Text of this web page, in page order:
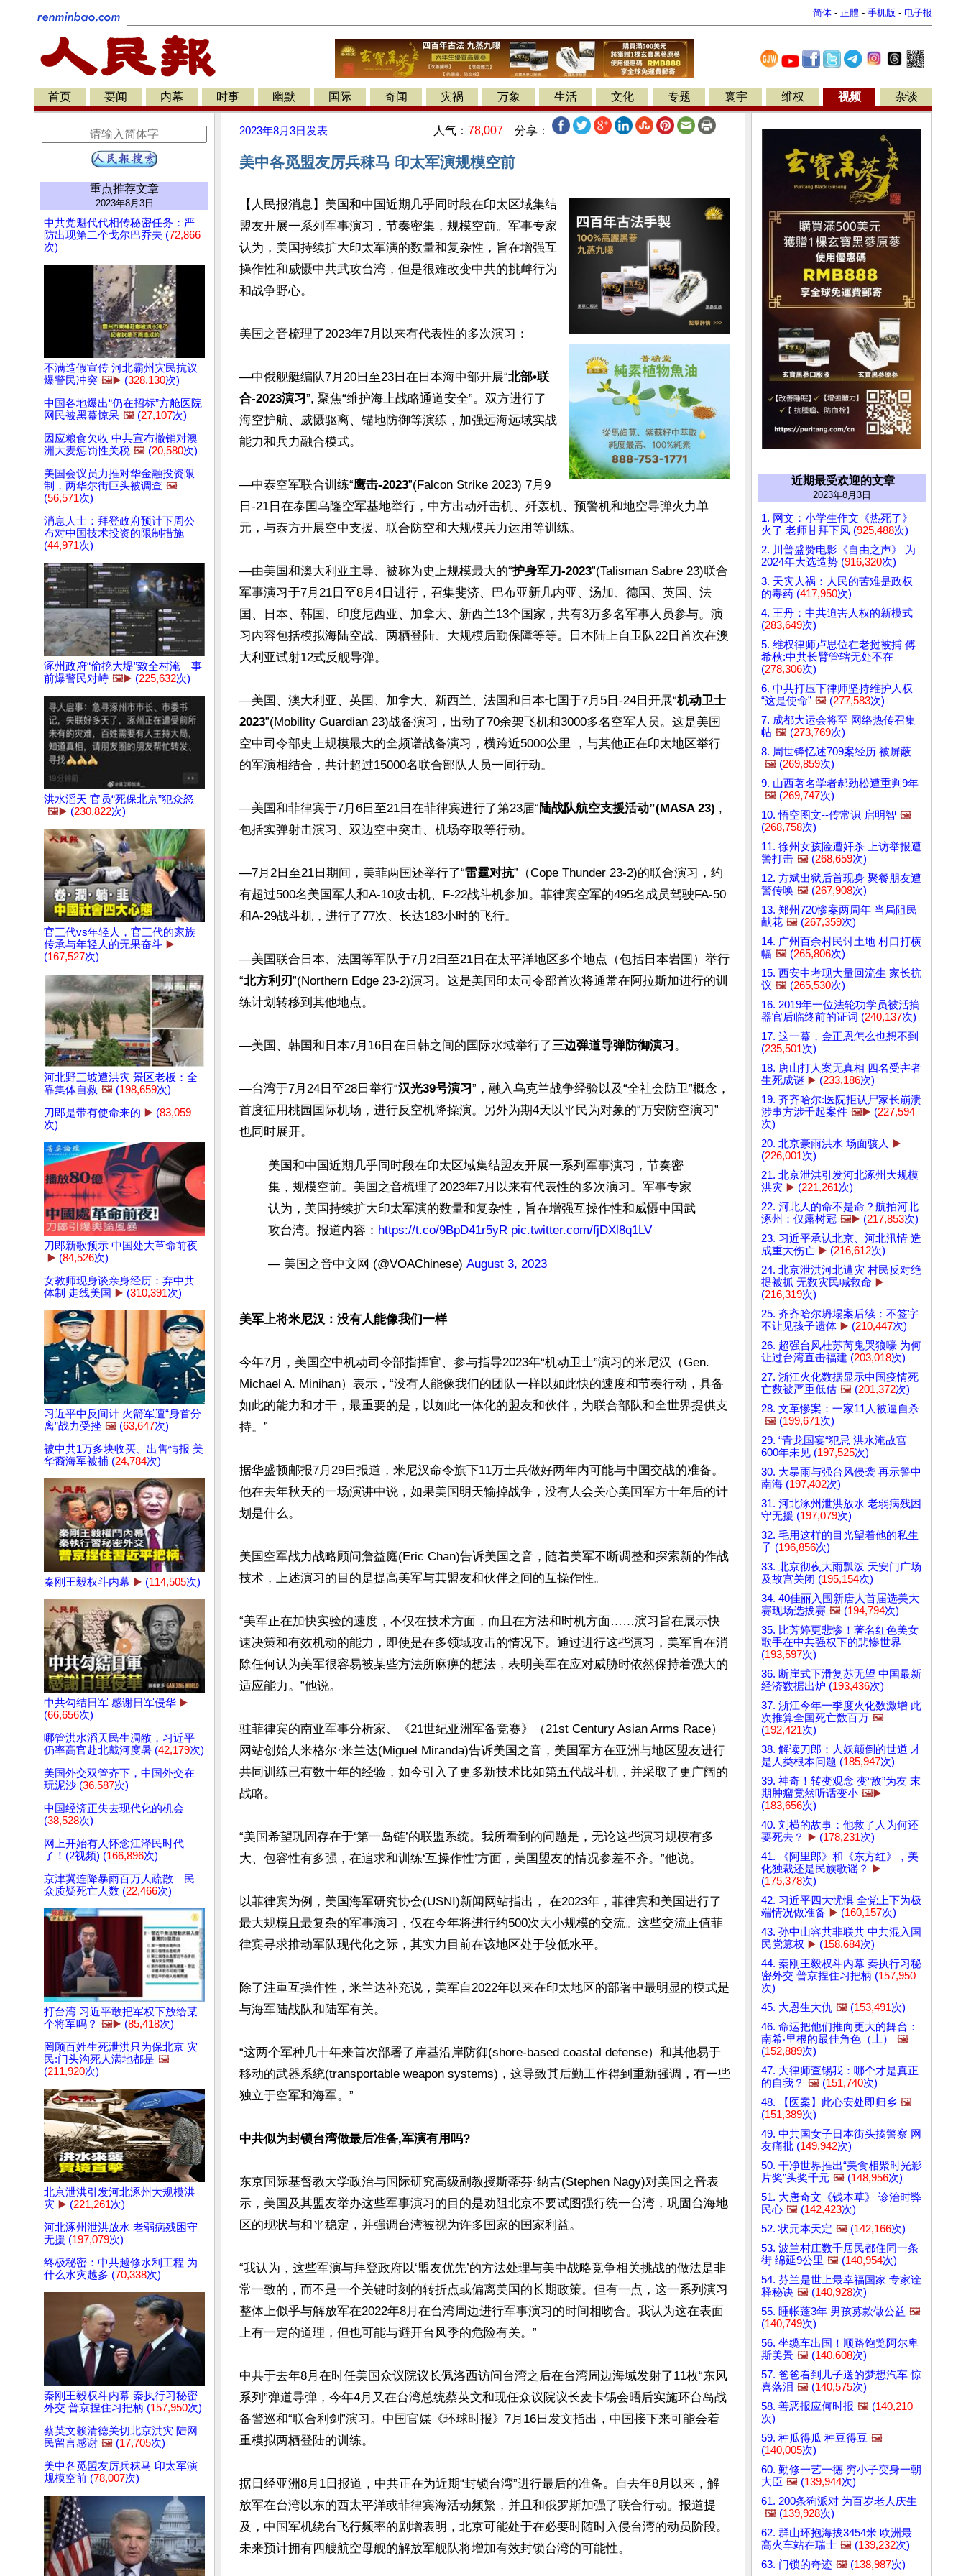
简体 - 正體 - 手机版 - 电子报
首页 要闻 内幕 时事 幽默 国际 奇闻 灾祸 万象 生活 文化 专题 寰宇 维权 视频 杂谈
重点推荐文章
2023年8月3日
中共党魁代代相传秘密任务：严
防出现第二个戈尔巴乔夫 (72,866
次)
不满造假宣传 河北霸州灾民抗议
爆警民冲突 🖼️▶️ (328,130次)
中国各地爆出“仍在招标”方舱医院
网民被黑幕惊呆 🖼️ (27,107次)
因应粮食欠收 中共宣布撤销对澳
洲大麦惩罚性关税 🖼️ (20,580次)
美国会议员力推对华金融投资限
制，两华尔街巨头被调查 🖼️
(56,571次)
消息人士：拜登政府预计下周公
布对中国技术投资的限制措施
(44,971次)
涿州政府“偷挖大堤”致全村淹 事
前爆警民对峙 🖼️▶️ (225,632次)
洪水滔天 官员“死保北京”犯众怒
🖼️▶️ (230,822次)
官三代vs年轻人，官三代的家族
传承与年轻人的无果奋斗 ▶️
(167,527次)
河北野三坡遭洪灾 景区老板：全
靠集体自救 🖼️ (198,659次)
刀郎是带有使命来的 ▶️ (83,059
次)
刀郎新歌预示 中国处大革命前夜
▶️ (84,526次)
女教师现身谈亲身经历：弃中共
体制 走线美国 ▶️ (310,391次)
习近平中反间计 火箭军遭“身首分
离”战力受挫 🖼️ (63,647次)
被中共1万多块收买、出售情报 美
华裔海军被捕 (24,784次)
秦刚王毅权斗内幕 ▶️ (114,505次)
中共勾结日军 感谢日军侵华 ▶️
(66,656次)
哪管洪水滔天民生凋敝，习近平
仍率高官赴北戴河度暑 (42,179次)
美国外交双管齐下，中国外交在
玩泥沙 (36,587次)
中国经济正失去现代化的机会
(38,528次)
网上开始有人怀念江泽民时代
了！(2视频) (166,896次)
京津冀连降暴雨百万人疏散 民
众质疑死亡人数 (22,466次)
打台湾 习近平敢把军权下放给某
个将军吗？ 🖼️▶️ (85,418次)
罔顾百姓生死泄洪只为保北京 灾
民:门头沟死人满地都是 🖼️
(211,920次)
北京泄洪引发河北涿州大规模洪
灾 ▶️ (221,261次)
河北涿州泄洪放水 老弱病残困守
无援 (197,079次)
终极秘密：中共越修水利工程 为
什么水灾越多 (70,338次)
秦刚王毅权斗内幕 秦执行习秘密
外交 普京捏住习把柄 (157,950次)
蔡英文赖清德关切北京洪灾 陆网
民留言感谢 🖼️ (17,705次)
美中各觅盟友厉兵秣马 印太军演
规模空前 (78,007次)
2023年8月3日 发表 人气： 78,007 分享：
美中各觅盟友厉兵秣马 印太军演规模空前
【人民报消息】美国和中国近期几乎同时段在印太区域集结
盟友开展一系列军事演习，节奏密集，规模空前。军事专家
认为，美国持续扩大印太军演的数量和复杂性，旨在增强互
操作性和威慑中共武攻台湾，但是很难改变中共的挑衅行为
和战争野心。
美国之音梳理了2023年7月以来有代表性的多次演习：
—中俄舰艇编队7月20日至23日在日本海中部开展“北部•联
合-2023演习”, 聚焦“维护海上战略通道安全”。双方进行了
海空护航、威慑驱离、锚地防御等演练，加强远海远域实战
能力和兵力融合模式。
—中泰空军联合训练“鹰击-2023”(Falcon Strike 2023) 7月9
日-21日在泰国乌隆空军基地举行，中方出动歼击机、歼轰机、预警机和地空导弹火力单
元，与泰方开展空中支援、联合防空和大规模兵力运用等训练。
—由美国和澳大利亚主导、被称为史上规模最大的“护身军刀-2023”(Talisman Sabre 23)联合
军事演习于7月21日至8月4日进行，召集斐济、巴布亚新几内亚、汤加、德国、英国、法
国、日本、韩国、印度尼西亚、加拿大、新西兰13个国家，共有3万多名军事人员参与。演
习内容包括模拟海陆空战、两栖登陆、大规模后勤保障等等。日本陆上自卫队22日首次在澳
大利亚试射12式反舰导弹。
—美国、澳大利亚、英国、加拿大、新西兰、法国和日本七国于7月5日-24日开展“机动卫士
2023”(Mobility Guardian 23)战备演习，出动了70余架飞机和3000多名空军人员。这是美国
空中司令部史上规模最大的全频谱战备演习，横跨近5000公里 ，与其他正在印太地区举行
的军演相结合，共计超过15000名联合部队人员一同行动。
—美国和菲律宾于7月6日至21日在菲律宾进行了第23届“陆战队航空支援活动”(MASA 23) ,
包括实弹射击演习、双边空中突击、机场夺取等行动。
—7月2日至21日期间，美菲两国还举行了“雷霆对抗”（Cope Thunder 23-2)的联合演习，约
有超过500名美国军人和A-10攻击机、F-22战斗机参加。菲律宾空军的495名成员驾驶FA-50
和A-29战斗机，进行了77次、长达183小时的飞行。
—美国联合日本、法国等军队于7月2日至21日在太平洋地区多个地点（包括日本岩国）举行
“北方利刃”(Northern Edge 23-2)演习。这是美国印太司令部首次将通常在阿拉斯加进行的训
练计划转移到其他地点。
—美国、韩国和日本7月16日在日韩之间的国际水域举行了三边弹道导弹防御演习 。
—台湾于7月24日至28日举行“汉光39号演习”，融入乌克兰战争经验以及“全社会防卫”概念，
首度征用桃园国际机场，进行反空机降操演。另外为期4天以平民为对象的“万安防空演习”
美国和中国近期几乎同时段在印太区域集结盟友开展一系列军事演习，节奏密
集，规模空前。美国之音梳理了2023年7月以来有代表性的多次演习。军事专家
认为，美国持续扩大印太军演的数量和复杂性，旨在增强互操作性和威慑中国武
攻台湾。报道内容： https://t.co/9BpD41r5yR pic.twitter.com/fjDXl8q1LV
— 美国之音中文网 (@VOAChinese) August 3, 2023
美军上将米尼汉：没有人能像我们一样
今年7月，美国空中机动司令部指挥官、参与指导2023年“机动卫士”演习的米尼汉（Gen.
Michael A. Minihan）表示，“没有人能像我们的团队一样以如此快的速度和节奏行动，具备
如此的能力和才干，最重要的是，以如此一体化的盟友和伙伴，为联合部队和全世界提供支
持。”
据华盛顿邮报7月29日报道，米尼汉命令旗下11万士兵做好两年内可能与中国交战的准备。
他在去年秋天的一场演讲中说，如果美国明天输掉战争，没有人会关心美国军方十年后的计
划是什么。
美国空军战力战略顾问詹益庭(Eric Chan)告诉美国之音，随着美军不断调整和探索新的作战
技术，上述演习的目的是提高美军与其盟友和伙伴之间的互操作性。
“美军正在加快实验的速度，不仅在技术方面，而且在方法和时机方面……演习旨在展示快
速决策和有效机动的能力，即使是在多领域攻击的情况下。通过进行这些演习，美军旨在消
除任何认为美军很容易被某些方法所麻痹的想法，表明美军在应对威胁时依然保持着强大的
适应能力。”他说。
驻菲律宾的南亚军事分析家、《21世纪亚洲军备竞赛》（21st Century Asian Arms Race）
网站创始人米格尔·米兰达(Miguel Miranda)告诉美国之音，美国军方在亚洲与地区盟友进行
共同训练已有数十年的经验，如今引入了更多新技术比如第五代战斗机，并采取了更广阔的
战略。
“美国希望巩固存在于‘第一岛链’的联盟系统。我所看到的问题是，无论这些演习规模有多
大、包容性有多强，在追求和训练‘互操作性’方面，美国盟友的情况参差不齐。”他说。
以菲律宾为例，美国海军研究协会(USNI)新闻网站指出， 在2023年，菲律宾和美国进行了
最大规模且最复杂的军事演习，仅在今年将进行约500次大小规模的交流。这些交流正值菲
律宾寻求推动军队现代化之际，其实力目前在该地区处于较低水平。
除了注重互操作性，米兰达补充说，美军自2022年以来在印太地区的部署中最明显的模式是
与海军陆战队和陆军有关。
“这两个军种几十年来首次部署了岸基沿岸防御(shore-based coastal defense）和其他易于
移动的武器系统(transportable weapon systems)，这导致其后勤工作得到重新强调，有一些
独立于空军和海军。”
中共似为封锁台湾做最后准备,军演有用吗?
东京国际基督教大学政治与国际研究高级副教授斯蒂芬·纳吉(Stephen Nagy)对美国之音表
示，美国及其盟友举办这些军事演习的目的是劝阻北京不要试图强行统一台湾，巩固台海地
区的现状与和平稳定，并强调台湾被视为许多国家的国家利益。
“我认为，这些军演与拜登政府以‘盟友优先’的方法处理与美中战略竞争相关挑战的做法是非
常一致的，而不是一个关键时刻的转折点或偏离美国的长期政策。但有一点，这一系列演习
整体上似乎与解放军在2022年8月在台湾周边进行军事演习的时间相吻合。我认为这在表面
上有一定的道理，但也可能与避开台风季的危险有关。”
中共于去年8月在时任美国众议院议长佩洛西访问台湾之后在台湾周边海域发射了11枚“东风
系列”弹道导弹，今年4月又在台湾总统蔡英文和现任众议院议长麦卡锡会晤后实施环台岛战
备警巡和“联合利剑”演习。中国官媒《环球时报》7月16日发文指出，中国接下来可能会着
重模拟两栖登陆的训练。
据日经亚洲8月1日报道，中共正在为近期“封锁台湾”进行最后的准备。自去年8月以来，解
放军在台湾以东的西太平洋或菲律宾海活动频繁，并且和俄罗斯加强了联合行动。报道提
及，中国军机绕台飞行频率的剧增表明，北京可能处于在必要时随时入侵台湾的动员阶段。
未来预计拥有四艘航空母舰的解放军舰队将增加有效封锁台湾的可能性。
近期最受欢迎的文章
2023年8月3日
1. 网文：小学生作文《热死了》
火了 老师甘拜下风 (925,488次)
2. 川普盛赞电影《自由之声》 为
2024年大选造势 (916,320次)
3. 天灾人祸：人民的苦难是政权
的毒药 (417,950次)
4. 王丹：中共迫害人权的新模式
(283,649次)
5. 维权律师卢思位在老挝被捕 傅
希秋:中共长臂管辖无处不在
(278,306次)
6. 中共打压下律师坚持维护人权
“这是使命” 🖼️ (277,583次)
7. 成都大运会将至 网络热传召集
帖 🖼️ (273,769次)
8. 周世锋忆述709案经历 被屏蔽
🖼️ (269,859次)
9. 山西著名学者郝劲松遭重判9年
🖼️ (269,747次)
10. 悟空图文--传常识 启明智 🖼️
(268,758次)
11. 徐州女孩险遭奸杀 上访举报遭
警打击 🖼️ (268,659次)
12. 方斌出狱后首现身 聚餐朋友遭
警传唤 🖼️ (267,908次)
13. 郑州720惨案两周年 当局阻民
献花 🖼️ (267,359次)
14. 广州百余村民讨土地 村口打横
幅 🖼️ (265,806次)
15. 西安中考现大量回流生 家长抗
议 🖼️ (265,530次)
16. 2019年一位法轮功学员被活摘
器官后临终前的证词 (240,137次)
17. 这一幕，金正恩怎么也想不到
(235,501次)
18. 唐山打人案无真相 四名受害者
生死成谜 ▶️ (233,186次)
19. 齐齐哈尔:医院拒认尸家长崩溃
涉事方涉千起案件 🖼️▶️ (227,594
次)
20. 北京豪雨洪水 场面骇人 ▶️
(226,001次)
21. 北京泄洪引发河北涿州大规模
洪灾 ▶️ (221,261次)
22. 河北人的命不是命？航拍河北
涿州：仅露树冠 🖼️▶️ (217,853次)
23. 习近平承认北京、河北汛情 造
成重大伤亡 ▶️ (216,612次)
24. 北京泄洪河北遭灾 村民反对绝
提被抓 无数灾民喊救命 ▶️
(216,319次)
25. 齐齐哈尔坍塌案后续：不签字
不让见孩子遗体 ▶️ (210,447次)
26. 超强台风杜苏芮鬼哭狼嚎 为何
让过台湾直击福建 (203,018次)
27. 浙江火化数据显示中国疫情死
亡数被严重低估 🖼️ (201,372次)
28. 文革惨案：一家11人被逼自杀
🖼️ (199,671次)
29. “青龙国宴“犯忌 洪水淹故宫
600年未见 (197,525次)
30. 大暴雨与强台风侵袭 再示警中
南海 (197,402次)
31. 河北涿州泄洪放水 老弱病残困
守无援 (197,079次)
32. 毛用这样的目光望着他的私生
子 (196,856次)
33. 北京彻夜大雨瓢泼 天安门广场
及故宫关闭 (195,154次)
34. 40佳丽入围新唐人首届选美大
赛现场选拔赛 🖼️ (194,794次)
35. 比芳婷更悲惨！著名红色美女
歌手在中共强权下的悲惨世界
(193,597次)
36. 断崖式下滑复苏无望 中国最新
经济数据出炉 (193,436次)
37. 浙江今年一季度火化数激增 此
次推算全国死亡数百万 🖼️
(192,421次)
38. 解读刀郎：人妖颠倒的世道 才
是人类根本问题 (185,947次)
39. 神奇！转变观念 变“敌”为友 末
期肿瘤竟然听话变小 🖼️▶️
(183,656次)
40. 刘横的故事：他救了人为何还
要死去？ ▶️ (178,231次)
41. 《阿里郎》和《东方红》，美
化独裁还是民族歌谣？ ▶️
(175,378次)
42. 习近平四大忧惧 全党上下为极
端情况做准备 ▶️ (160,157次)
43. 孙中山容共非联共 中共混入国
民党篡权 ▶️ (158,684次)
44. 秦刚王毅权斗内幕 秦执行习秘
密外交 普京捏住习把柄 (157,950
次)
45. 大恩生大仇 🖼️ (153,491次)
46. 命运把他们推向更大的舞台：
南希‧里根的最佳角色（上）
🖼️
(152,889次)
47. 大律师查锡我：哪个才是真正
的自我？ 🖼️ (151,740次)
48. 【医案】此心安处即归乡 🖼️
(151,389次)
49. 中共国女子日本街头揍警察 网
友痛批 (149,942次)
50. 干净世界推出“美食相聚时光影
片奖”头奖千元 🖼️ (148,956次)
51. 大唐奇文《钱本草》 诊治时弊
民心 🖼️ (142,423次)
52. 状元本天定 🖼️ (142,166次)
53. 波兰村庄数千居民都住同一条
街 绵延9公里 🖼️ (140,954次)
54. 芬兰是世上最幸福国家 专家诠
释秘诀 🖼️ (140,928次)
55. 睡帐蓬3年 男孩募款做公益 🖼️
(140,749次)
56. 坐缆车出国！顺路饱览阿尔卑
斯美景 🖼️ (140,608次)
57. 爸爸看到儿子送的梦想汽车 惊
喜落泪 🖼️ (140,575次)
58. 善恶报应何时报 🖼️ (140,210
次)
59. 种瓜得瓜 种豆得豆 🖼️
(140,005次)
60. 勤修一艺一德 穷小子变身一朝
大臣 🖼️ (139,944次)
61. 200条狗派对 为百岁老人庆生
🖼️ (139,928次)
62. 群山环抱海拔3454米 欧洲最
高火车站在瑞士 🖼️ (139,232次)
63. 门锁的奇迹 🖼️ (138,987次)